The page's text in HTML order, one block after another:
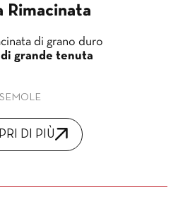
Rimacinata
di grano duro
di grande tenuta
SEMOLE
DI PIÙ